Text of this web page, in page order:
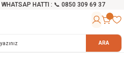
WHATSAP HATTI : 📞 0850 309 69 37
ARA